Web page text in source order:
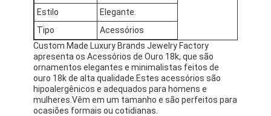
Vídeos
Sobre nós
Visita à fábrica
Controle de qualidade
Estilo
Elegante.
Tipo
Acessórios
Custom Made Luxury Brands Jewelry Factory
apresenta os Acessórios de Ouro 18k, que são
ornamentos elegantes e minimalistas feitos de
ouro 18k de alta qualidade.Estes acessórios são
hipoalergênicos e adequados para homens e
mulheres.Vêm em um tamanho e são perfeitos para
ocasiões formais ou cotidianas.